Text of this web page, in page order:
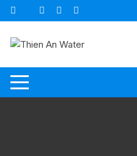
Chuyển
tới
nội
dung